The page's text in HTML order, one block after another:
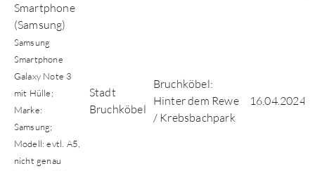
Smartphone
(Samsung)
Samsung
Smartphone
Galaxy Note 3
mit Hülle;
Marke:
Samsung;
Modell: evtl. A5,
nicht genau
Stadt
Bruchköbel
Bruchköbel:
Hinter dem Rewe
/ Krebsbachpark
16.04.2024